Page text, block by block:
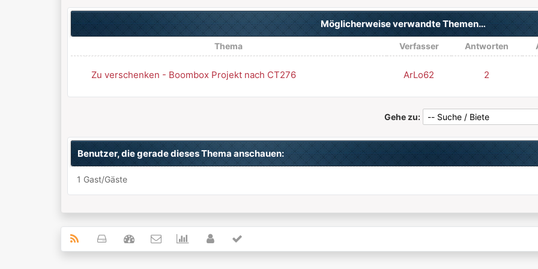
Möglicherweise verwandte Themen…
Thema Verfasser Antworten
Zu verschenken - Boombox Projekt nach CT276 ArLo62 2
Gehe zu:
Benutzer, die gerade dieses Thema anschauen:
1 Gast/Gäste